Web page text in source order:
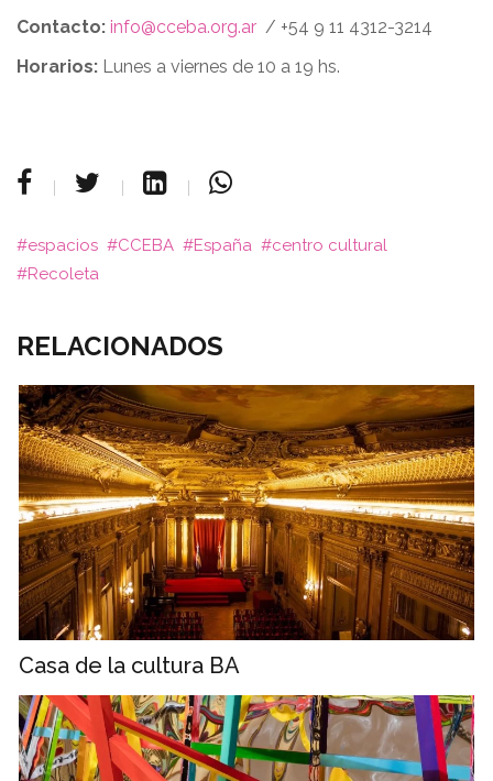
Contacto: info@cceba.org.ar / +54 9 11 4312-3214
Horarios: Lunes a viernes de 10 a 19 hs.
espacios CCEBA España
centro cultural
Recoleta
RELACIONADOS
Casa de la cultura BA